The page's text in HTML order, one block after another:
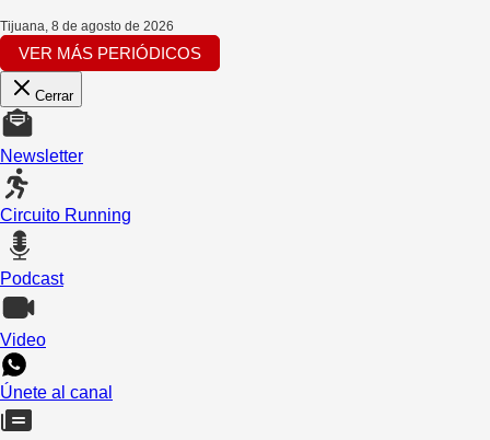
Tijuana 8 de agosto de 2026
VER MÁS PERIÓDICOS
Cerrar
Newsletter
Circuito Running
Podcast
Video
Únete al canal